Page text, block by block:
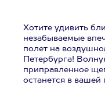
Хотите удивить
незабываемые
полет на
Петербурга!
приправленное
останется в вашей